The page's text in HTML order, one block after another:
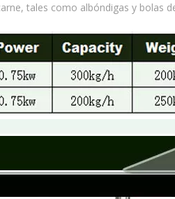
tales como albóndigas y bolas